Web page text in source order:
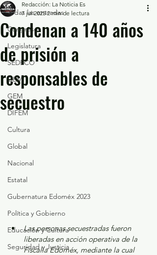
Todas las entradas
Congreso
Legislatura
SEDECO
GEM
GEM
DIFEM
Cultura
Global
Nacional
Estatal
Gubernatura Edoméx 2023
Política y Gobierno
Educación y Cultura
Seguridad y Justicia
Condenan a 140 años
de prisión a
responsables de
secuestro
Redacción: La Noticia Es
7 jul 2025 2 min de lectura
Las personas secuestradas fueron
liberadas en acción operativa de la
Fiscalía Edoméx, mediante la cual